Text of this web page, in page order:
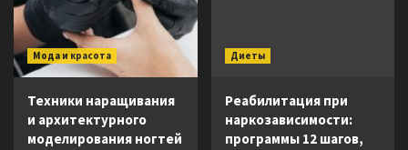
Мода и красота
Техники наращивания
и архитектурного
моделирования ногтей
Диеты
Реабилитация при
наркозависимости:
программы 12 шагов,